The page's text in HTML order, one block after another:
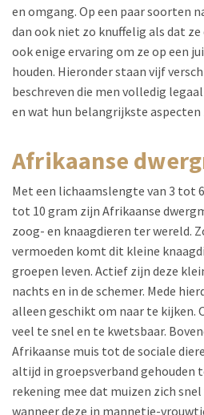
en omgang. Op een paar soorten
dan ook niet zo knuffelig als dat
ook enige ervaring om ze op een
houden. Hieronder staan vijf
beschreven die men volledig
en wat hun belangrijkste aspecten
afrikaanse
Met een lichaamslengte van 3 tot
tot 10 gram zijn Afrikaanse
zoog- en knaagdieren ter wereld.
vermoeden komt dit kleine
groepen leven. Actief zijn deze
nachts en in de schemer. Mede
alleen geschikt om naar te kijken.
veel te snel en te kwetsbaar.
Afrikaanse muis tot de sociale
altijd in groepsverband gehouden
rekening mee dat muizen zich
wanneer deze in mannetje-